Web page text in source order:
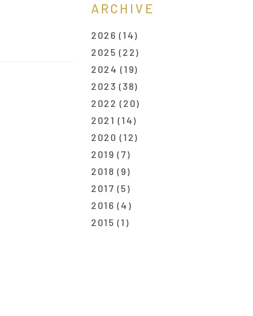
ARCHIVE
2026 (14)
2025 (22)
2024 (19)
2023 (38)
2022 (20)
2021 (14)
2020 (12)
2019 (7)
2018 (9)
2017 (5)
2016 (4)
2015 (1)